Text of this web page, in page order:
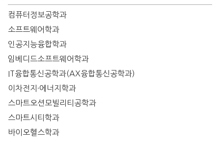
컴퓨터정보공학과
소프트웨어학과
인공지능융합학과
임베디드소프트웨어학과
IT융합통신공학과(AX융합통신공학과)
이차전지·에너지학과
스마트오션모빌리티공학과
스마트시티학과
바이오헬스학과